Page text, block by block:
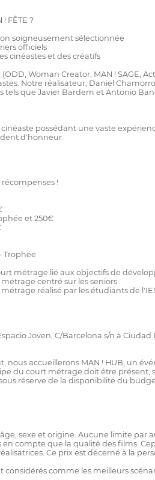
! FÊTE ?
soigneusement sélectionnée
officiels
cinéastes et des créatifs
Woman Creator, MAN ! SAGE,
Notre réalisateur, Daniel
que Javier Bardem et Antonio
possédant une vaste
d'honneur.
!
et 250€
Trophée
métrage lié aux objectifs de
centré sur les seniors
réalisé par les étudiants de
Joven, C/Barcelona s/n à
nous accueillerons MAN ! HUB, un
du court métrage doit être
réserve de la disponibilité du
sexe et origine. Aucune limite
compte que la qualité des films.
Ce prix est décerné à la
comme les meilleurs